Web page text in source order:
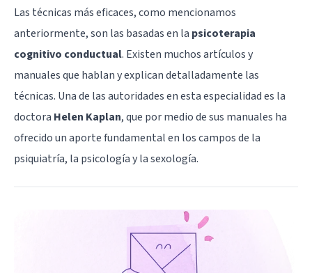
Las técnicas más eficaces, como mencionamos
anteriormente, son las basadas en la psicoterapia
cognitivo conductual. Existen muchos artículos y
manuales que hablan y explican detalladamente las
técnicas. Una de las autoridades en esta especialidad es la
doctora Helen Kaplan, que por medio de sus manuales ha
ofrecido un aporte fundamental en los campos de la
psiquiatría, la psicología y la sexología.